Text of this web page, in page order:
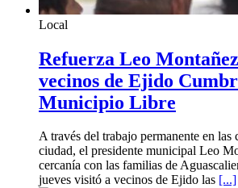
Local
Refuerza Leo
vecinos de Ejido
Municipio Libre
A través del trabajo permanente en las
ciudad, el presidente municipal Leo
cercanía con las familias de
jueves visitó a vecinos de Ejido las [...]